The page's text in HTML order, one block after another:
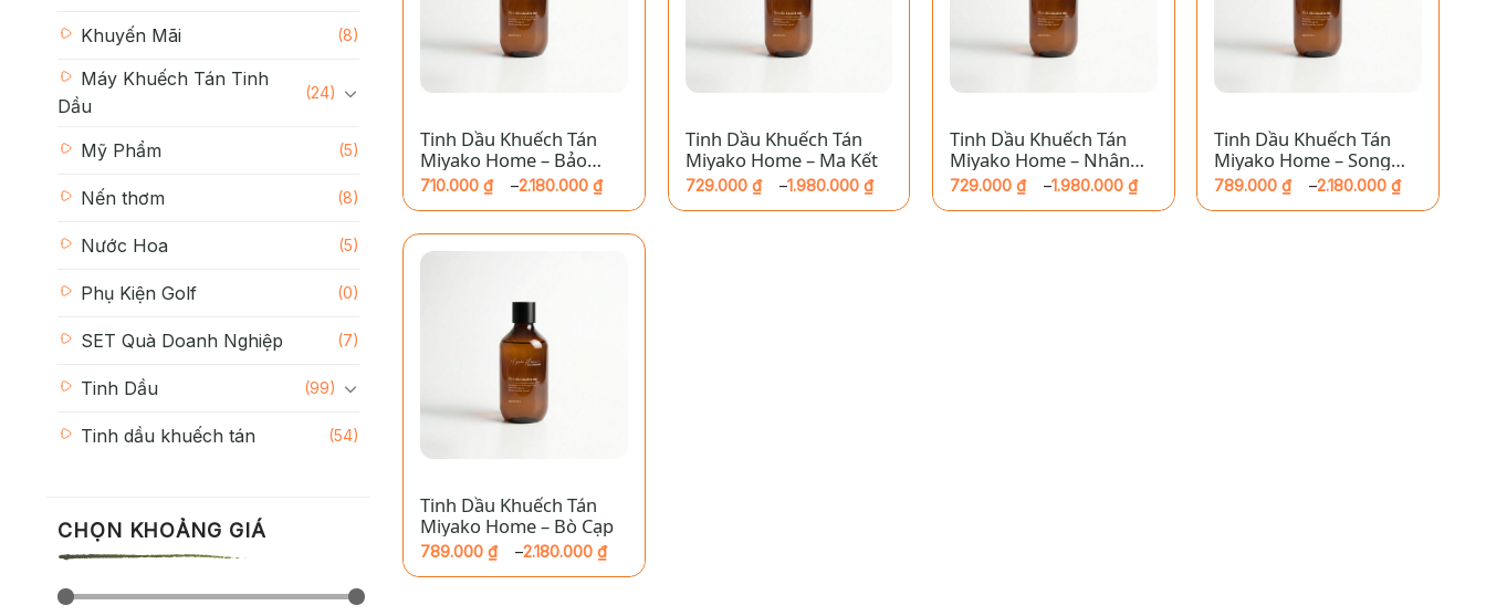
Khuyến Mãi (8)
Máy Khuếch Tán Tinh
Dầu
(24)
Mỹ Phẩm (5)
Nến thơm (8)
Nước Hoa (5)
Phụ Kiện Golf (0)
SET Quà Doanh Nghiệp (7)
Tinh Dầu (99)
Tinh dầu khuếch tán (54)
CHỌN KHOẢNG GIÁ
Tinh Dầu Khuếch Tán
Miyako Home – Bảo
Bình
710.000₫ –2.180.000₫
giá:
từ
đến
Tinh Dầu Khuếch Tán
Miyako Home – Ma Kết
729.000 ₫ –1.980.000 ₫
giá:
Tinh Dầu Khuếch Tán
Miyako Home – Nhân
Mã
729.000₫ –1.980.000₫
giá:
Tinh Dầu Khuếch Tán
Miyako Home – Song
Ngư
789.000₫ –2.180.000₫
giá:
Tinh Dầu Khuếch Tán
Miyako Home – Bò Cạp
789.000₫ –2.180.000₫
giá: